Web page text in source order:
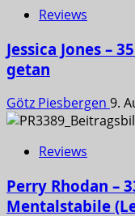
Reviews
Jessica Jones –
getan
Götz Piesbergen 9.
Reviews
Perry Rhodan –
Mentalstabile